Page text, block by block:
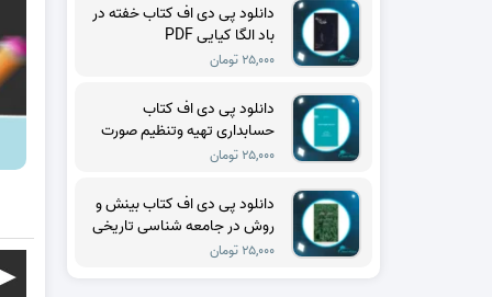
دانلود پی دی اف کتاب خفته در
باد الگا کیایی PDF
۲۵,۰۰۰ تومان
دانلود پی دی اف کتاب
حسابداری تهیه وتنظیم صورت
های مالی حسن فرج زاده دهکری
۲۵,۰۰۰ تومان
دانلود پی دی اف کتاب بینش و
روش در جامعه شناسی تاریخی
تدا اسکاچپول PDF
۲۵,۰۰۰ تومان